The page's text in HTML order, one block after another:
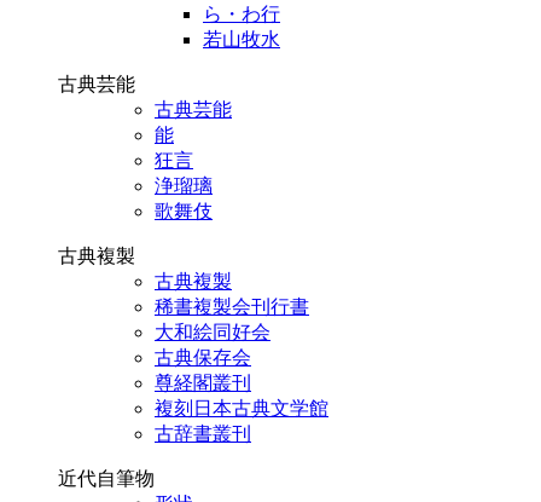
ら・わ行
若山牧水
古典芸能
古典芸能
能
狂言
浄瑠璃
歌舞伎
古典複製
古典複製
稀書複製会刊行書
大和絵同好会
古典保存会
尊経閣叢刊
複刻日本古典文学館
古辞書叢刊
近代自筆物